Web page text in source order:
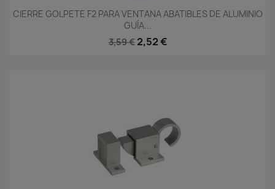
CIERRE GOLPETE F2 PARA VENTANA ABATIBLES DE ALUMINIO
GUÍA...
3,59 € 2,52 €